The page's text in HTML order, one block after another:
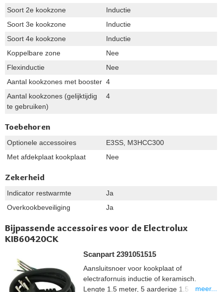
Soort 2e kookzone
Inductie
Soort 3e kookzone
Inductie
Soort 4e kookzone
Inductie
Koppelbare zone
Nee
Flexinductie
Nee
Aantal kookzones met booster 4
Aantal kookzones (gelijktijdig
te gebruiken)
4
Toebehoren
Optionele accessoires
E3SS, M3HCC300
Met afdekplaat kookplaat
Nee
Zekerheid
Indicator restwarmte
Ja
Overkookbeveiliging
Ja
Bijpassende accessoires voor de Electrolux
KIB60420CK
Scanpart 2391051515
Aansluitsnoer voor kookplaat of
electrafornuis inductie of keramisch.
Lengte 1.5 meter, 5 aarderige 1.5 mm2,
meer...